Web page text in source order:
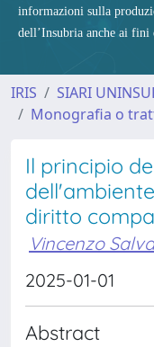
informazioni sulla
dell’Insubria anche ai fini
IRIS SIARI
Monografia o
Il principio
diritto
Vincenzo
2025-01-01
Abstract